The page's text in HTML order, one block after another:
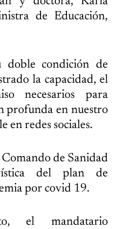
de Educación,
doble condición de
la capacidad, el
necesarios para
profunda en nuestro
en redes sociales.
de Sanidad
del plan de
por covid 19.
el mandatario